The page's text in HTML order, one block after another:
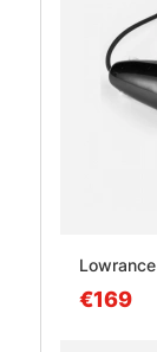
€169